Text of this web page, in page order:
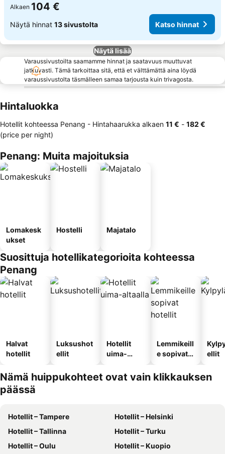
Alkaen 104 €
Näytä hinnat 13 sivustolta Katso hinnat
Näytä lisää
Varaussivustoilta saamamme hinnat ja saatavuus muuttuvat
jatkuvasti. Tämä tarkoittaa sitä, että et välttämättä aina löydä
varaussivustolta täsmälleen samaa tarjousta kuin trivagosta.
Hintaluokka
Hotellit kohteessa Penang - Hintahaarukka alkaen ‎11 € - ‎182 €
(price per night)
Penang: Muita majoituksia
Lomakesk
ukset
Hostelli Majatalo
Suosittuja hotellikategorioita kohteessa
Penang
Halvat
hotellit
Luksushot
ellit
Hotellit
uima-
Lemmikeill
e sopivat
ellit
Nämä huippukohteet ovat vain klikkauksen
päässä
Hotellit – Tampere
Hotellit – Helsinki
Hotellit – Tallinna
Hotellit – Turku
Hotellit – Oulu
Hotellit – Kuopio